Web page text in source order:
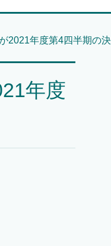
2021年度第4四半期の決
年度